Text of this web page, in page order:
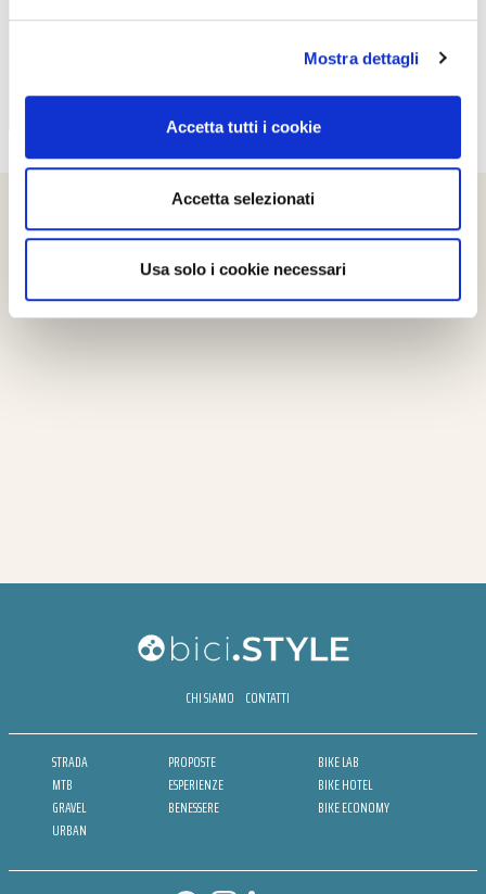
Mostra dettagli
Accetta tutti i cookie
Accetta selezionati
Usa solo i cookie necessari
CHI SIAMO CONTATTI
STRADA
MTB
GRAVEL
URBAN
PROPOSTE
ESPERIENZE
BENESSERE
BIKE LAB
BIKE HOTEL
BIKE ECONOMY